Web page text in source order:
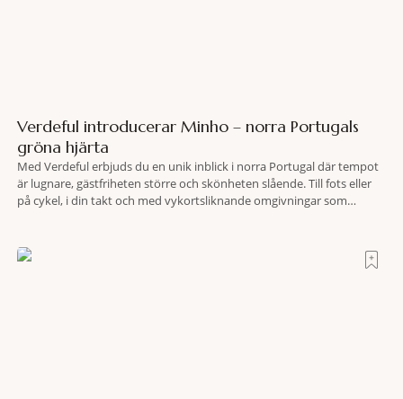
Verdeful introducerar Minho – norra Portugals
gröna hjärta
Med Verdeful erbjuds du en unik inblick i norra Portugal där tempot
är lugnare, gästfriheten större och skönheten slående. Till fots eller
på cykel, i din takt och med vykortsliknande omgivningar som
travel när det